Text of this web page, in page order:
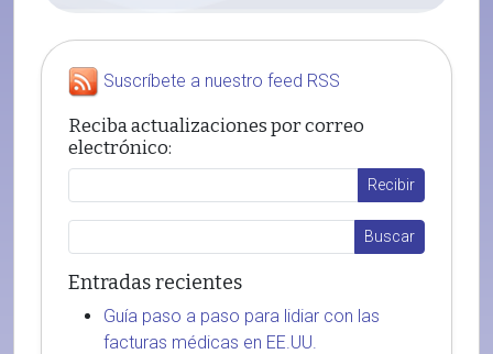
Suscríbete a nuestro feed RSS
Reciba actualizaciones por correo
electrónico:
Entradas recientes
Guía paso a paso para lidiar con las
facturas médicas en EE.UU.